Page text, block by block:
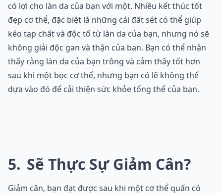
có lợi cho làn da của bạn với một. Nhiều kết thúc tốt
đẹp cơ thể, đặc biệt là những cái đất sét có thể giúp
kéo tạp chất và độc tố từ làn da của bạn, nhưng nó sẽ
không giải độc gan và thận của bạn. Bạn có thể nhận
thấy rằng làn da của bạn trông và cảm thấy tốt hơn
sau khi một bọc cơ thể, nhưng bạn có lẽ không thể
dựa vào đó để cải thiện sức khỏe tổng thể của bạn.
5 Sẽ Thực Sự Giảm Cân?
Giảm cân, bạn đạt được sau khi một cơ thể quấn có